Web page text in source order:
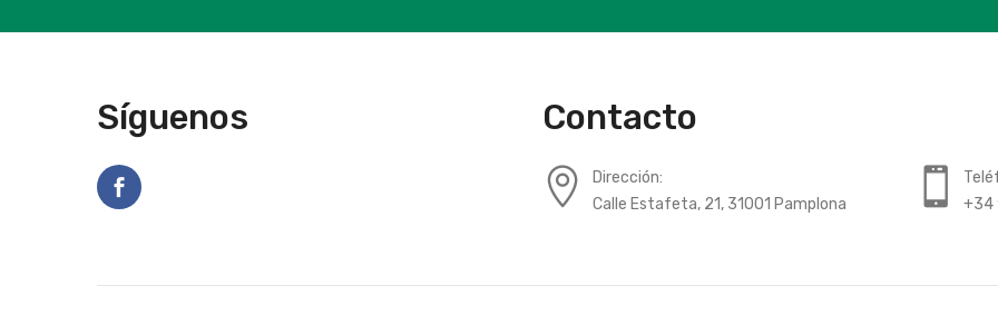
Síguenos Contacto
Dirección:
Calle Estafeta, 21, 31001 Pamplona
+34